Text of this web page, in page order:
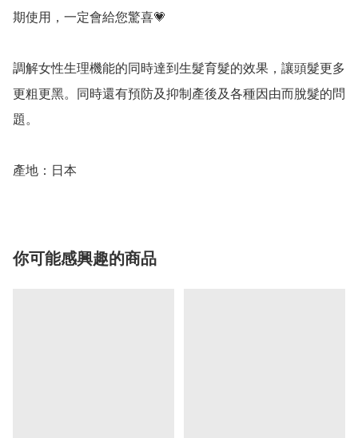
期使用，一定會給您驚喜💗
調解女性生理機能的同時達到生髮育髮的效果，讓頭髮更多
更粗更黑。同時還有預防及抑制產後及各種因由而脫髮的問
題。
產地：日本
你可能感興趣的商品